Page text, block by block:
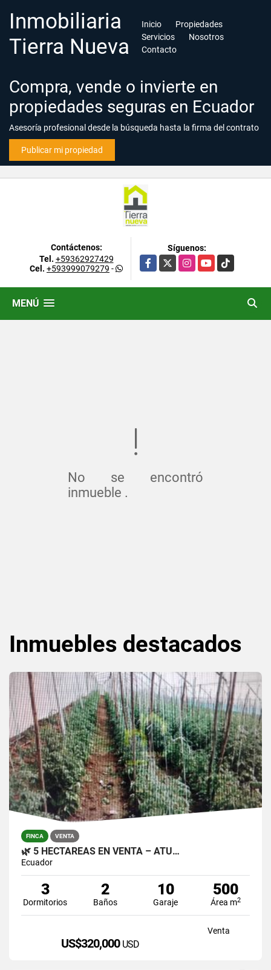
Inmobiliaria
Tierra Nueva
Inicio
Propiedades
Servicios
Nosotros
Contacto
Compra, vende o invierte en
propiedades seguras en Ecuador
Asesoría profesional desde la búsqueda hasta la firma del contrato
Publicar mi propiedad
Contáctenos:
Tel. +59362927429
Cel. +593999079279 -
Síguenos:
Facebook
X InstagramYouTubeTikTok
MENÚ
No se encontró
inmueble .
Inmuebles destacados
FINCA VENTA
🌿 5 HECTÁREAS EN VENTA – ATU…
Ecuador
3
Dormitorios
2
Baños
10
Garaje
500
Área m2
Venta
US$320,000 USD